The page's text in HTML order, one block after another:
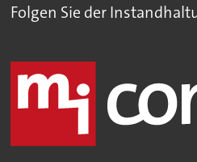
Folgen Sie der